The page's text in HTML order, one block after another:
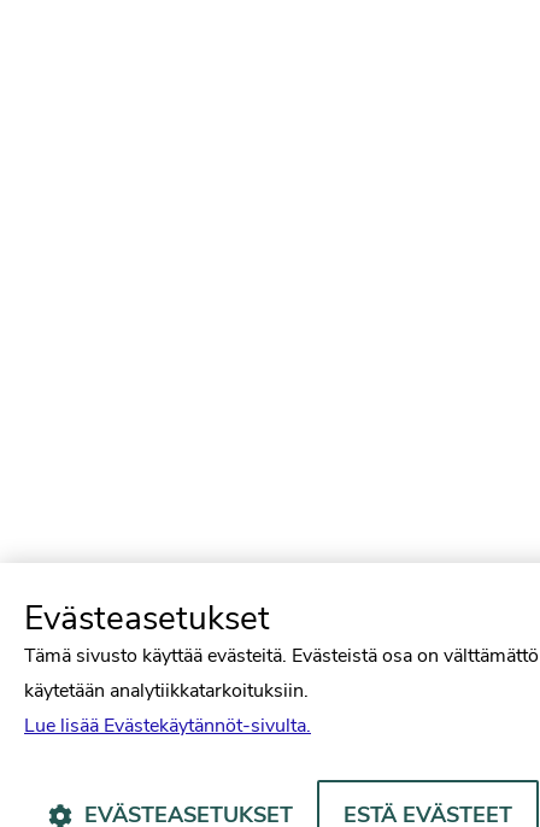
Evästeasetukset
Tämä sivusto käyttää evästeitä. Evästeistä osa on
käytetään analytiikkatarkoituksiin.
Lue lisää Evästekäytännöt-sivulta.
EVÄSTEASETUKSET ESTÄ EVÄSTEET